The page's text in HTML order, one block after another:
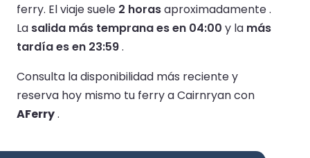
ferry. El viaje suele 2 horasaproximadamente .
La salida más temprana es en 04:00 y la más
tardía es en 23:59.
Consulta la disponibilidad más reciente y
reserva hoy mismo tu ferry a Cairnryan con
AFerry.